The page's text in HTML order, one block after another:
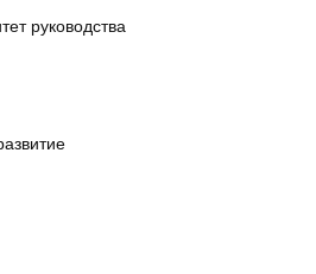
руководства